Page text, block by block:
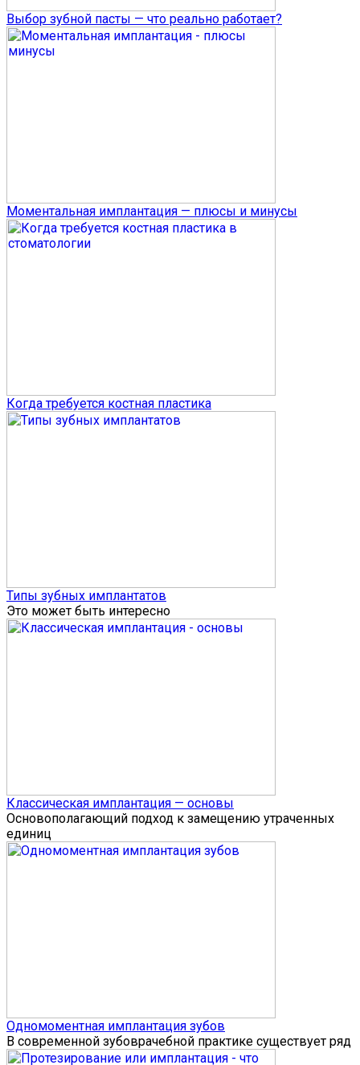
Выбор зубной пасты — что реально работает?
Моментальная имплантация — плюсы и минусы
Когда требуется костная пластика
Типы зубных имплантатов
Это может быть интересно
Классическая имплантация — основы
Основополагающий подход к замещению утраченных
единиц
Одномоментная имплантация зубов
В современной зубоврачебной практике существует ряд